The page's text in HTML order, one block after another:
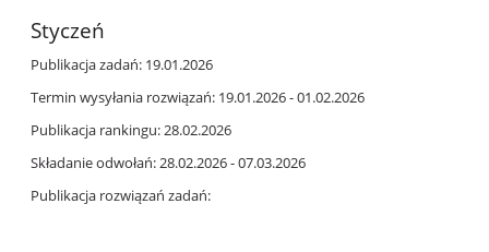
Styczeń
Publikacja zadań: 19.01.2026
Termin wysyłania rozwiązań: 19.01.2026 - 01.02.2026
Publikacja rankingu: 28.02.2026
Składanie odwołań: 28.02.2026 - 07.03.2026
Publikacja rozwiązań zadań: